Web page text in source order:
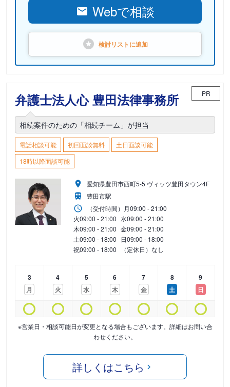
Webで相談
検討リストに追加
弁護士法人心 豊田法律事務所 PR
相続案件のための「相続チーム」が担当
電話相談可能 初回面談無料
土日面談可能
18時以降面談可能
愛知県豊田市西町5-5 ヴィッツ豊田タウン4F
豊田市駅
（受付時間） 月09:00 - 21:00
火09:00 - 21:00 水09:00 - 21:00
木09:00 - 21:00 金09:00 - 21:00
土09:00 - 18:00 日09:00 - 18:00
祝09:00 - 18:00 （定休日）なし
3
月
4
火
5
水
6
木
7
金
8
土
9
日
※営業日・相談可能日が変更となる場合もございます。詳細はお問い合
わせください。
詳しくはこちら